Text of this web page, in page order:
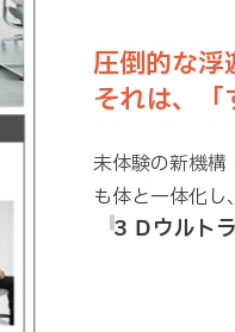
圧倒的な浮
それは、「
未体験の新機構
も体と一体化し
３Ｄウルト